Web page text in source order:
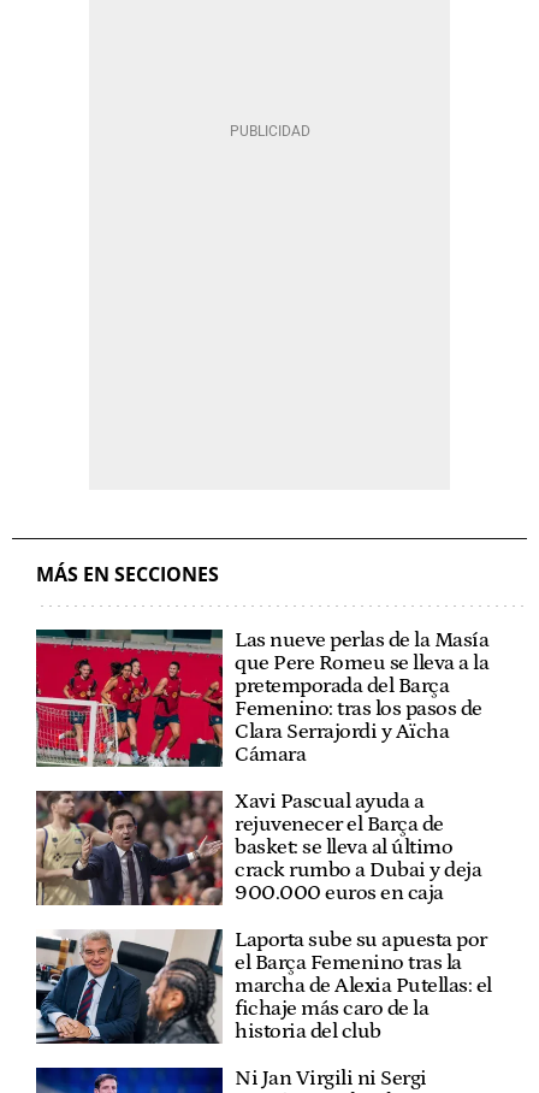
MÁS EN SECCIONES
Las nueve perlas de la Masía
que Pere Romeu se lleva a la
pretemporada del Barça
Femenino: tras los pasos de
Clara Serrajordi y Aïcha
Cámara
Xavi Pascual ayuda a
rejuvenecer el Barça de
basket: se lleva al último
crack rumbo a Dubai y deja
900.000 euros en caja
Laporta sube su apuesta por
el Barça Femenino tras la
marcha de Alexia Putellas: el
fichaje más caro de la
historia del club
Ni Jan Virgili ni Sergi